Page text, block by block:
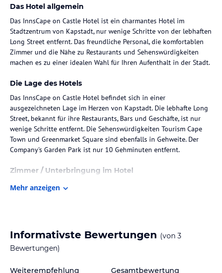
Das Hotel allgemein
Das InnsCape on Castle Hotel ist ein charmantes Hotel im
Stadtzentrum von Kapstadt, nur wenige Schritte von der lebhaften
Long Street entfernt. Das freundliche Personal, die komfortablen
Zimmer und die Nähe zu Restaurants und Sehenswürdigkeiten
machen es zu einer idealen Wahl für Ihren Aufenthalt in der Stadt.
Die Lage des Hotels
Das InnsCape on Castle Hotel befindet sich in einer
ausgezeichneten Lage im Herzen von Kapstadt. Die lebhafte Long
Street, bekannt für ihre Restaurants, Bars und Geschäfte, ist nur
wenige Schritte entfernt. Die Sehenswürdigkeiten Tourism Cape
Town und Greenmarket Square sind ebenfalls in Gehweite. Der
Company's Garden Park ist nur 10 Gehminuten entfernt.
Zimmer / Unterbringung im Hotel
Die Zimmer im InnsCape on Castle Hotel sind klimatisiert und
Gastronomie im Hotel
Mehr anzeigen
Informativste Bewertungen (von 3
Bewertungen)
Weiterempfehlung Gesamtbewertung